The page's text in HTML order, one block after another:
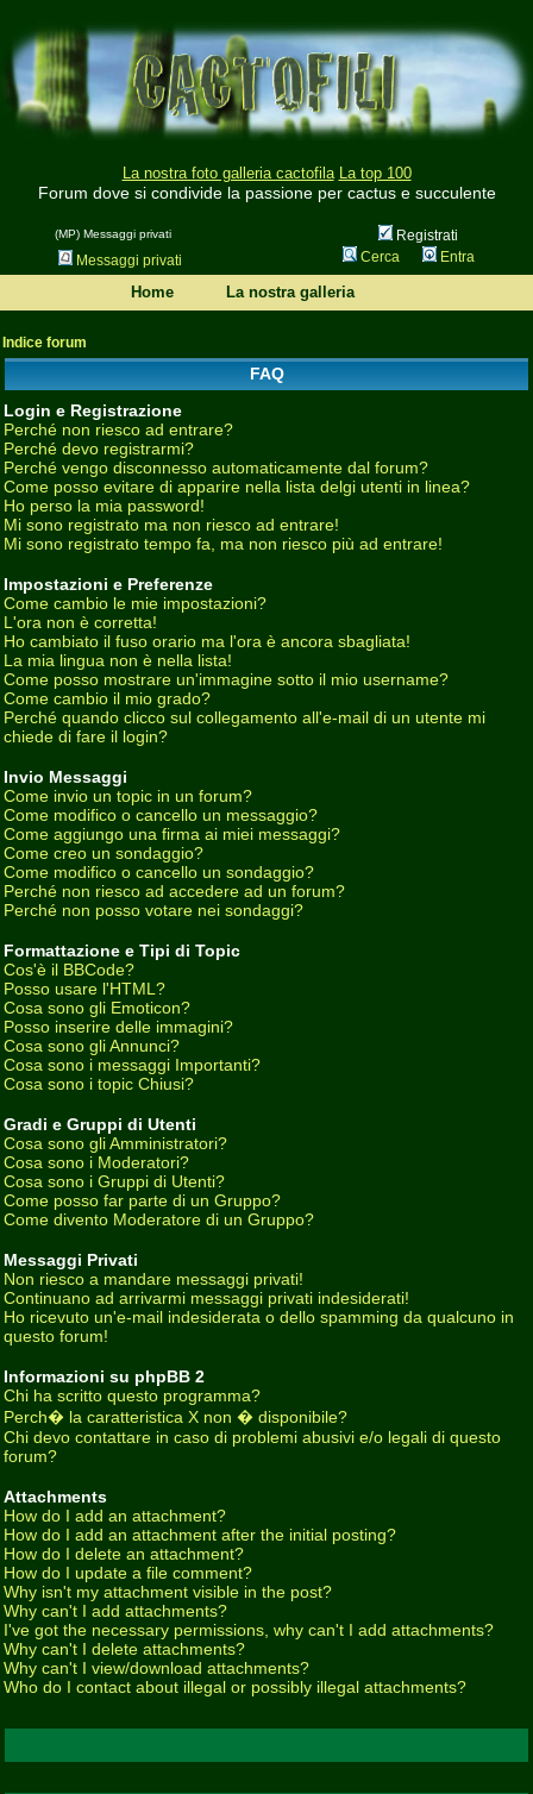
La nostra foto galleria cactofila La top 100
Forum dove si condivide la passione per cactus e succulente
(MP) Messaggi privati
Registrati
Messaggi privati
Cerca Entra
Home La nostra galleria
Indice forum
FAQ
Login e Registrazione
Perché non riesco ad entrare?
Perché devo registrarmi?
Perché vengo disconnesso automaticamente dal forum?
Come posso evitare di apparire nella lista delgi utenti in linea?
Ho perso la mia password!
Mi sono registrato ma non riesco ad entrare!
Mi sono registrato tempo fa, ma non riesco più ad entrare!
Impostazioni e Preferenze
Come cambio le mie impostazioni?
L'ora non è corretta!
Ho cambiato il fuso orario ma l'ora è ancora sbagliata!
La mia lingua non è nella lista!
Come posso mostrare un'immagine sotto il mio username?
Come cambio il mio grado?
Perché quando clicco sul collegamento all'e-mail di un utente mi
chiede di fare il login?
Invio Messaggi
Come invio un topic in un forum?
Come modifico o cancello un messaggio?
Come aggiungo una firma ai miei messaggi?
Come creo un sondaggio?
Come modifico o cancello un sondaggio?
Perché non riesco ad accedere ad un forum?
Perché non posso votare nei sondaggi?
Formattazione e Tipi di Topic
Cos'è il BBCode?
Posso usare l'HTML?
Cosa sono gli Emoticon?
Posso inserire delle immagini?
Cosa sono gli Annunci?
Cosa sono i messaggi Importanti?
Cosa sono i topic Chiusi?
Gradi e Gruppi di Utenti
Cosa sono gli Amministratori?
Cosa sono i Moderatori?
Cosa sono i Gruppi di Utenti?
Come posso far parte di un Gruppo?
Come divento Moderatore di un Gruppo?
Messaggi Privati
Non riesco a mandare messaggi privati!
Continuano ad arrivarmi messaggi privati indesiderati!
Ho ricevuto un'e-mail indesiderata o dello spamming da qualcuno in
questo forum!
Informazioni su phpBB 2
Chi ha scritto questo programma?
Perch� la caratteristica X non � disponibile?
Chi devo contattare in caso di problemi abusivi e/o legali di questo
forum?
Attachments
How do I add an attachment?
How do I add an attachment after the initial posting?
How do I delete an attachment?
How do I update a file comment?
Why isn't my attachment visible in the post?
Why can't I add attachments?
I've got the necessary permissions, why can't I add attachments?
Why can't I delete attachments?
Why can't I view/download attachments?
Who do I contact about illegal or possibly illegal attachments?